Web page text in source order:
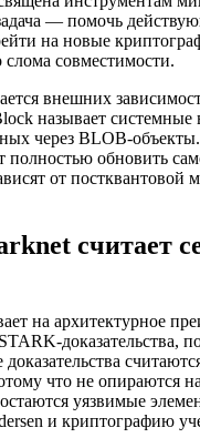
— помочь
на новые
совместимости.
внешних
называет системные
через BLOB-
полностью обновить
от постквантовой
считает
на архитектурное
доказательства,
что не опираются
уязвимые
и криптографию